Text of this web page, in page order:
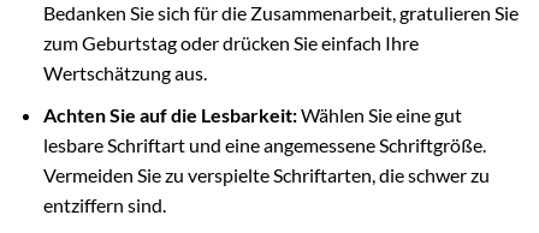
Bedanken Sie sich für die Zusammenarbeit, gratulieren Sie
zum Geburtstag oder drücken Sie einfach Ihre
Wertschätzung aus.
Achten Sie auf die Lesbarkeit:Wählen Sie eine gut
lesbare Schriftart und eine angemessene Schriftgröße.
Vermeiden Sie zu verspielte Schriftarten, die schwer zu
entziffern sind.